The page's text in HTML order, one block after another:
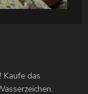
Kaufe das